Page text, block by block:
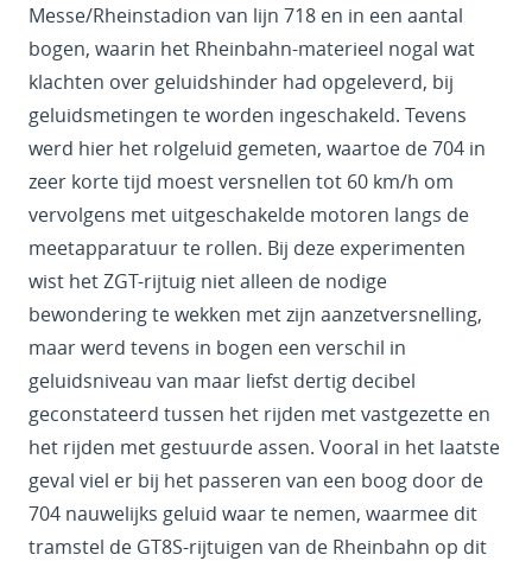
Messe/Rheinstadion van lijn 718 en in een aantal
bogen, waarin het Rheinbahn-materieel nogal wat
klachten over geluidshinder had opgeleverd, bij
geluidsmetingen te worden ingeschakeld. Tevens
werd hier het rolgeluid gemeten, waartoe de 704 in
zeer korte tijd moest versnellen tot 60 km/h om
vervolgens met uitgeschakelde motoren langs de
meetapparatuur te rollen. Bij deze experimenten
wist het ZGT-rijtuig niet alleen de nodige
bewondering te wekken met zijn aanzetversnelling,
maar werd tevens in bogen een verschil in
geluidsniveau van maar liefst dertig decibel
geconstateerd tussen het rijden met vastgezette en
het rijden met gestuurde assen. Vooral in het laatste
geval viel er bij het passeren van een boog door de
704 nauwelijks geluid waar te nemen, waarmee dit
tramstel de GT8S-rijtuigen van de Rheinbahn op dit